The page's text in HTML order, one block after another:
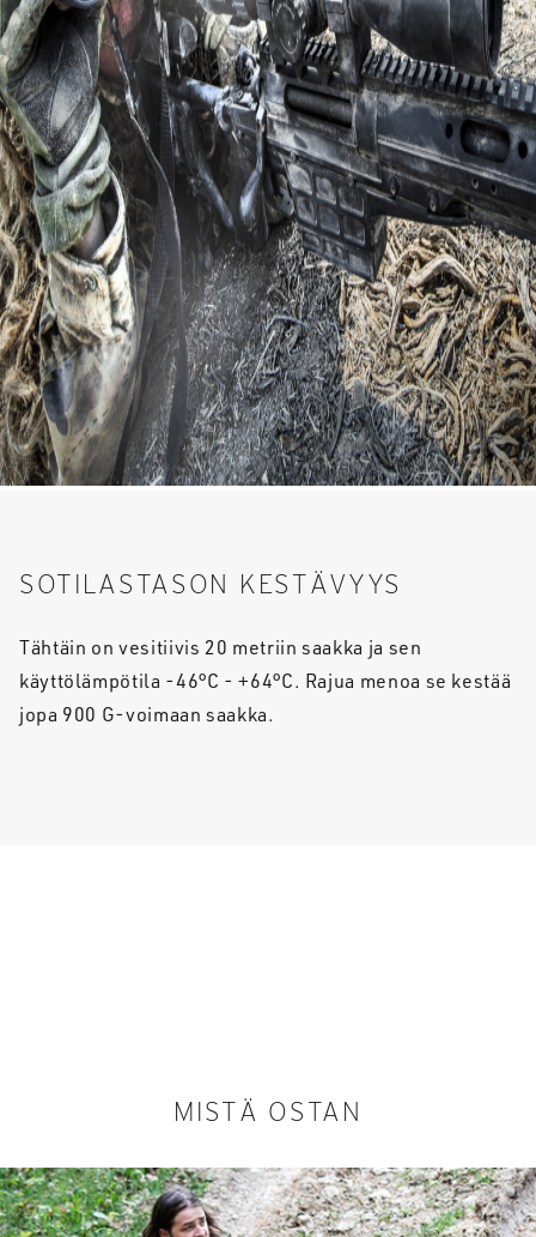
SOTILASTASON KESTÄVYYS
Tähtäin on vesitiivis 20 metriin saakka ja sen
käyttölämpötila -46°C - +64°C. Rajua menoa se kestää
jopa 900 G-voimaan saakka.
MISTÄ OSTAN